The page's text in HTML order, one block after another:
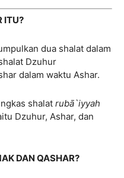
ITU?
dua shalat dalam
Dzuhur
dalam waktu Ashar.
shalat rubā`iyyah
Dzuhur, Ashar, dan
DAN QASHAR?